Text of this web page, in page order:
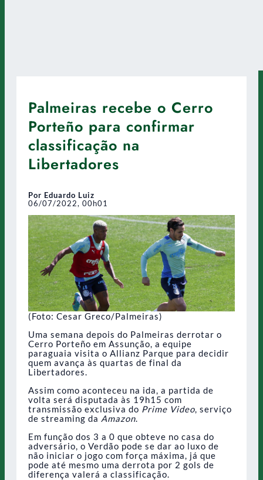
Palmeiras recebe o Cerro
Porteño para confirmar
classificação na
Libertadores
Por Eduardo Luiz
06/07/2022, 00h01
(Foto: Cesar Greco/Palmeiras)
Uma semana depois do Palmeiras derrotar o
Cerro Porteño em Assunção, a equipe
paraguaia visita o Allianz Parque para decidir
quem avança às quartas de final da
Libertadores.
Assim como aconteceu na ida, a partida de
volta será disputada às 19h15 com
transmissão exclusiva do Prime Video, serviço
de streaming da Amazon.
Em função dos 3 a 0 que obteve no casa do
adversário, o Verdão pode se dar ao luxo de
não iniciar o jogo com força máxima, já que
pode até mesmo uma derrota por 2 gols de
diferença valerá a classificação.